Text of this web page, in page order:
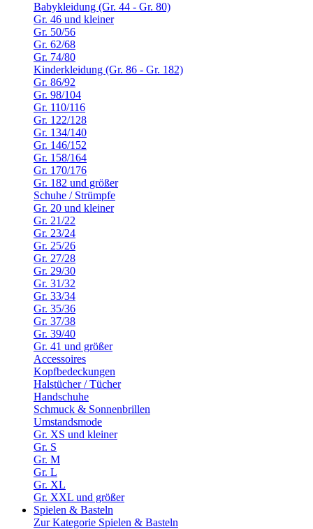
Babykleidung (Gr. 44 - Gr. 80)
Gr. 46 und kleiner
Gr. 50/56
Gr. 62/68
Gr. 74/80
Kinderkleidung (Gr. 86 - Gr. 182)
Gr. 86/92
Gr. 98/104
Gr. 110/116
Gr. 122/128
Gr. 134/140
Gr. 146/152
Gr. 158/164
Gr. 170/176
Gr. 182 und größer
Schuhe / Strümpfe
Gr. 20 und kleiner
Gr. 21/22
Gr. 23/24
Gr. 25/26
Gr. 27/28
Gr. 29/30
Gr. 31/32
Gr. 33/34
Gr. 35/36
Gr. 37/38
Gr. 39/40
Gr. 41 und größer
Accessoires
Kopfbedeckungen
Halstücher / Tücher
Handschuhe
Schmuck & Sonnenbrillen
Umstandsmode
Gr. XS und kleiner
Gr. S
Gr. M
Gr. L
Gr. XL
Gr. XXL und größer
Spielen & Basteln
Zur Kategorie Spielen & Basteln